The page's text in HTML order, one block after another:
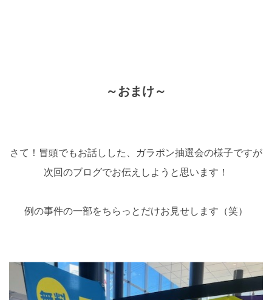
～おまけ～
さて！冒頭でもお話しした、ガラポン抽選会の様子ですが
次回のブログでお伝えしようと思います！
例の事件の一部をちらっとだけお見せします（笑）